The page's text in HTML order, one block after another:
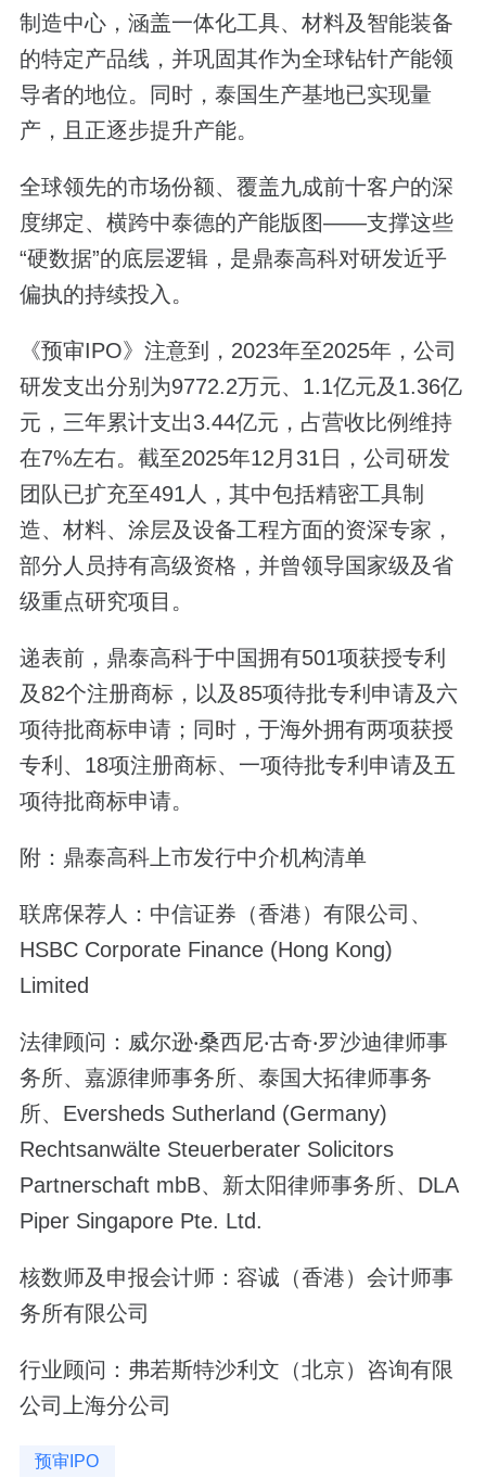
制造中心，涵盖一体化工具、材料及智能装备
的特定产品线，并巩固其作为全球钻针产能领
导者的地位。同时，泰国生产基地已实现量
产，且正逐步提升产能。
全球领先的市场份额、覆盖九成前十客户的深
度绑定、横跨中泰德的产能版图——支撑这些
“硬数据”的底层逻辑，是鼎泰高科对研发近乎
偏执的持续投入。
《预审IPO》注意到，2023年至2025年，公司
研发支出分别为9772.2万元、1.1亿元及1.36亿
元，三年累计支出3.44亿元，占营收比例维持
在7%左右。截至2025年12月31日，公司研发
团队已扩充至491人，其中包括精密工具制
造、材料、涂层及设备工程方面的资深专家，
部分人员持有高级资格，并曾领导国家级及省
级重点研究项目。
递表前，鼎泰高科于中国拥有501项获授专利
及82个注册商标，以及85项待批专利申请及六
项待批商标申请；同时，于海外拥有两项获授
专利、18项注册商标、一项待批专利申请及五
项待批商标申请。
附：鼎泰高科上市发行中介机构清单
联席保荐人：中信证券（香港）有限公司、
HSBC Corporate Finance (Hong Kong)
Limited
法律顾问：威尔逊‧桑西尼‧古奇‧罗沙迪律师事
务所、嘉源律师事务所、泰国大拓律师事务
所、Eversheds Sutherland (Germany)
Rechtsanwälte Steuerberater Solicitors
Partnerschaft mbB、新太阳律师事务所、DLA
Piper Singapore Pte. Ltd.
核数师及申报会计师：容诚（香港）会计师事
务所有限公司
行业顾问：弗若斯特沙利文（北京）咨询有限
公司上海分公司
预审IPO